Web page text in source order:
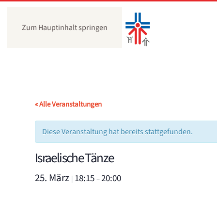
Zum Hauptinhalt springen
« Alle Veranstaltungen
Diese Veranstaltung hat bereits stattgefunden.
Israelische Tänze
25. März | 18:15 –20:00